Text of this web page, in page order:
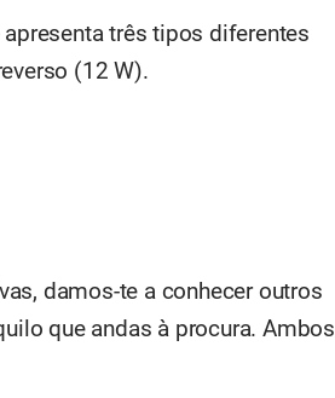
três tipos diferentes
(12 W).
damos-te a conhecer outros
que andas à procura. Ambos